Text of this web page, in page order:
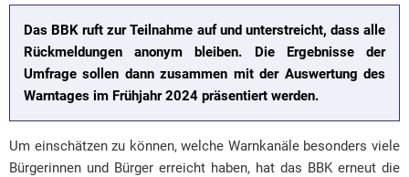
Das BBK ruft zur Teilnahme auf und unterstreicht, dass alle
Rückmeldungen anonym bleiben. Die Ergebnisse der
Umfrage sollen dann zusammen mit der Auswertung des
Warntages im Frühjahr 2024 präsentiert werden.
Um einschätzen zu können, welche Warnkanäle besonders viele
Bürgerinnen und Bürger erreicht haben, hat das BBK erneut die